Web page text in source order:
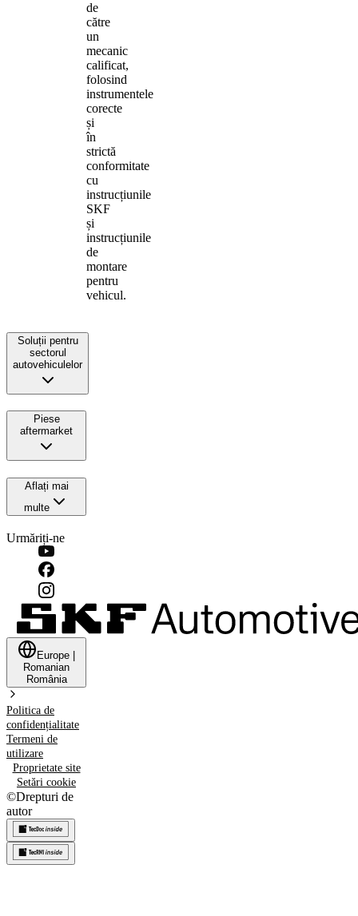
de
către
un
mecanic
calificat,
folosind
instrumentele
corecte
și
în
strictă
conformitate
cu
instrucțiunile
SKF
și
instrucțiunile
de
montare
pentru
vehicul.
Soluții pentru
sectorul
autovehiculelor
Piese
aftermarket
Aflați mai
multe
Urmăriți-ne
Europe
Romanian
România
Politica de
confidențialitate
Termeni de
utilizare
Proprietate site
Setări cookie
©Drepturi de
autor